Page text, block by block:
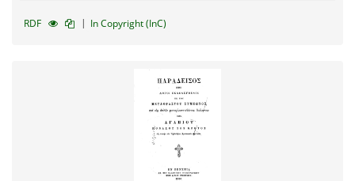
RDF | In Copyright (InC)